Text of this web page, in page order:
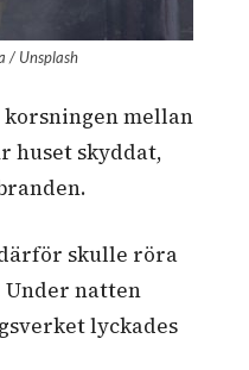
/ Unsplash
mellan
huset skyddat,
skulle röra
Under natten
lyckades